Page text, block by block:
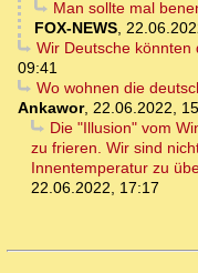
Man sollte mal
FOX-NEWS,
Wir Deutsche könnten
09:41
Wo wohnen die
Ankawor, 22.06.2022,
Die "Illusion" vom
zu frieren. Wir sind
Innentemperatur zu
22.06.2022, 17:17